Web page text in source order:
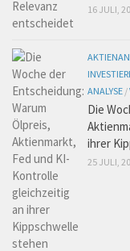
16 JULI,
ANALYSE /
Die
ihrer
25 JULI,